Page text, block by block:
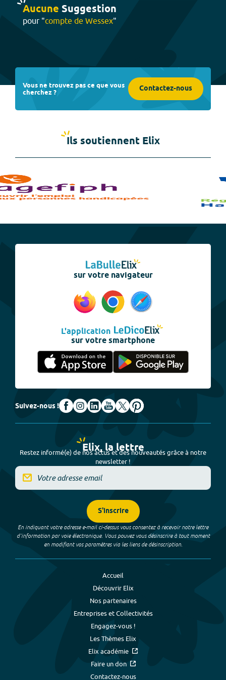
Aucune Suggestion
pour "compte de Wessex"
Vous ne trouvez pas ce que vous
cherchez ? Contactez-nous
Ils soutiennent Elix
sur votre navigateur
L'application
sur votre smartphone
Suivez-nous !
Elix, la lettre
Restez informé(e) de nos actus et des nouveautés grâce à notre
newsletter !
S'inscrire
En indiquant votre adresse e-mail ci-dessus vous consentez à recevoir notre lettre
d’information par voie électronique. Vous pouvez vous désinscrire à tout moment
en modifiant vos paramètres via les liens de désinscription.
Accueil
Découvrir Elix
Nos partenaires
Entreprises et Collectivités
Engagez-vous !
Les Thèmes Elix
Elix académie
Faire un don
Contactez-nous